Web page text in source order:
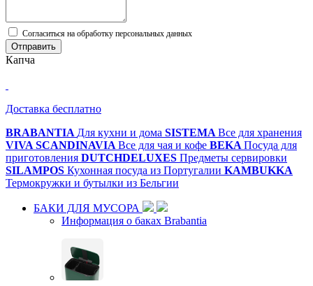
Cогласиться на обработку персональных данных
Отправить
Капча
Доставка бесплатно
BRABANTIA Для кухни и дома SISTEMA Все для хранения
VIVA SCANDINAVIA Все для чая и кофе BEKA Посуда для
приготовления DUTCHDELUXES Предметы сервировки
SILAMPOS Кухонная посуда из Португалии KAMBUKKA
Термокружки и бутылки из Бельгии
БАКИ ДЛЯ МУСОРА
Информация о баках Brabantia